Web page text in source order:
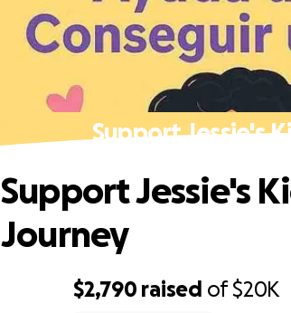
Support Jessie's
$2,790 raised of$20K
Support Jessie's
Journey